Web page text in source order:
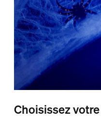
Choisissez